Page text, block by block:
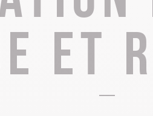
Tous les restaurants
commerces de proximité
Cerdon
Supporter de rugby
les manifestations
Toutes les activités hiver
et